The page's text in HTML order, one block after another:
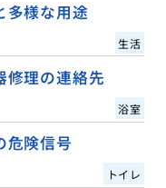
多様な用途
生活
修理の連絡先
浴室
危険信号
トイレ